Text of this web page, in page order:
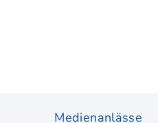
Medienanlässe